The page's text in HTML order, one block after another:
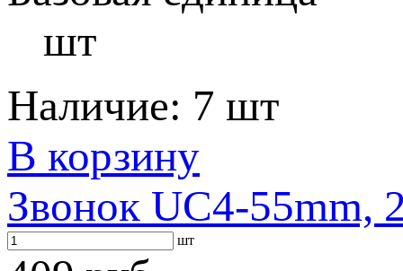
шт
Наличие: 7 шт
В корзину
Звонок UC4-55mm,
шт